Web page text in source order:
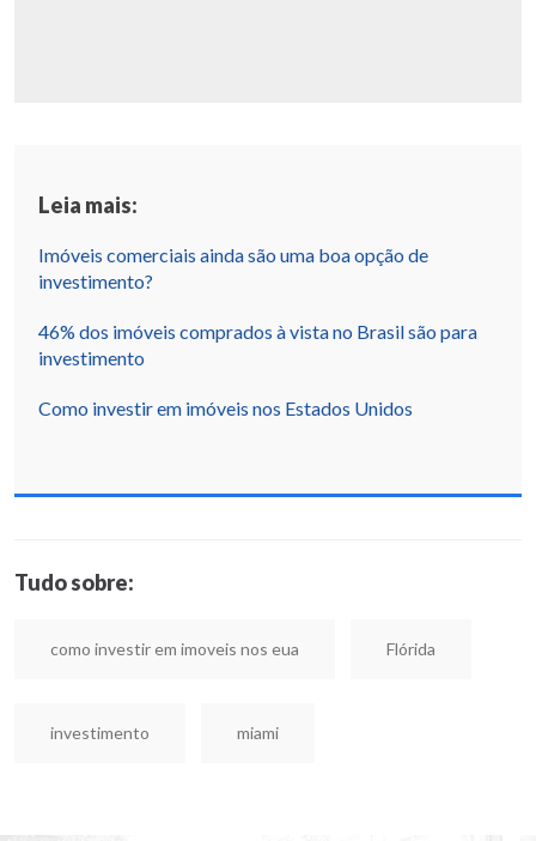
Leia mais:
Imóveis comerciais ainda são uma boa opção de
investimento?
46% dos imóveis comprados à vista no Brasil são para
investimento
Como investir em imóveis nos Estados Unidos
Tudo sobre:
como investir em imoveis nos eua Flórida
investimento miami